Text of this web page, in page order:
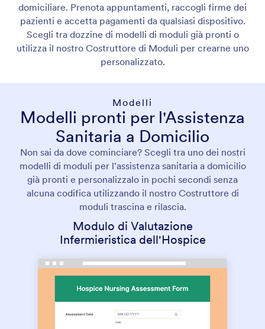
domiciliare. Prenota appuntamenti, raccogli firme dei
pazienti e accetta pagamenti da qualsiasi dispositivo.
Scegli tra dozzine di modelli di moduli già pronti o
utilizza il nostro Costruttore di Moduli per crearne uno
personalizzato.
Modelli
Modelli pronti per l'Assistenza
Sanitaria a Domicilio
Non sai da dove cominciare? Scegli tra uno dei nostri
modelli di moduli per l'assistenza sanitaria a domicilio
già pronti e personalizzalo in pochi secondi senza
alcuna codifica utilizzando il nostro Costruttore di
moduli trascina e rilascia.
Modulo di Valutazione
Infermieristica dell'Hospice